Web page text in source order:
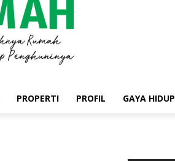
PROPERTI PROFIL GAYA HIDUP